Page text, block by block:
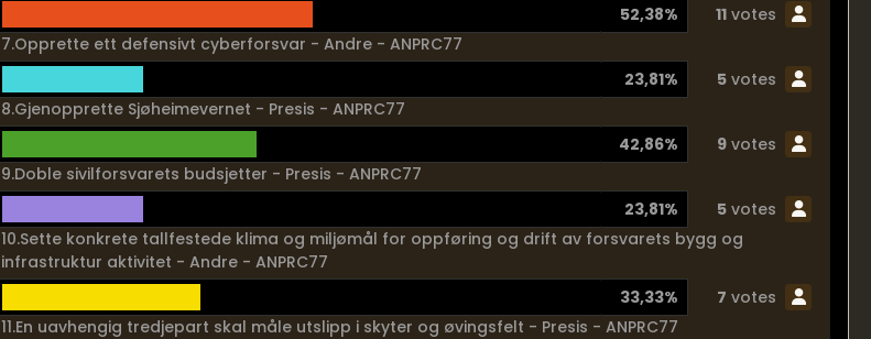
52,38%
11 votes
7.Opprette ett defensivt cyberforsvar - Andre - ANPRC77
23,81%
5 votes
8.Gjenopprette Sjøheimevernet - Presis - ANPRC77
42,86%
9 votes
9.Doble sivilforsvarets budsjetter - Presis - ANPRC77
23,81%
5 votes
10.Sette konkrete tallfestede klima og miljømål for oppføring og drift av forsvarets bygg og
infrastruktur aktivitet - Andre - ANPRC77
33,33%
7 votes
11.En uavhengig tredjepart skal måle utslipp i skyter og øvingsfelt - Presis - ANPRC77